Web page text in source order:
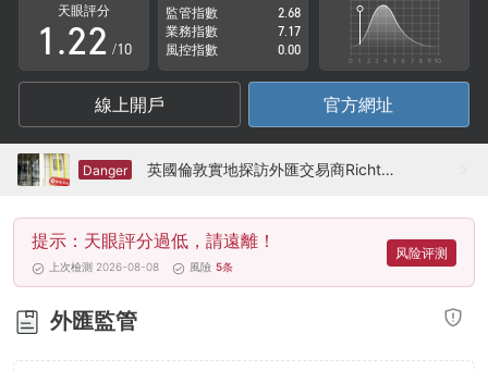
天眼評分
1
2
3
4
5
6
7
8
.2
3
4
5
6
7
8
9
2
3
4
5
6
7
8
9
/10
監管指數
2.68
業務指數
7.17
風控指數
0.00
線上開戶 官方網址
Danger 英國倫敦實地探訪外匯交易商Richtmfx 不存在真實展業場所
提示：天眼評分過低，請遠離！
上次檢測 2026-08-08 風險 5条
风险评测
外匯監管